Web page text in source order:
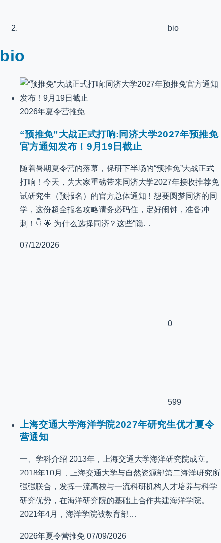
bio
bio
2026年夏令营推免
“预推免”大战正式打响:同济大学2027年预推免
官方通知发布！9月19日截止
随着暑期夏令营的落幕，保研下半场的“预推免”大战正式
打响！今天，为大家重磅带来同济大学2027年接收推荐免
试研究生（预报名）的官方总体通知！想要圆梦同济的同
学，这份超全报名攻略请务必码住，定好闹钟，准备冲
刺！👇 🌟 为什么选择同济？这些“隐…
07/12/2026
0
599
上海交通大学海洋学院2027年研究生优才夏令
营通知
一、学科介绍 2013年，上海交通大学海洋研究院成立。
2018年10月，上海交通大学与自然资源部第二海洋研究所
强强联合，发挥一流高校与一流科研机构人才培养与科学
研究优势，在海洋研究院的基础上合作共建海洋学院。
2021年4月，海洋学院被教育部…
2026年夏令营推免 07/09/2026